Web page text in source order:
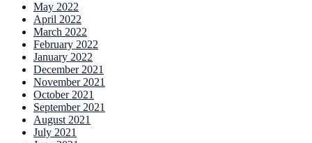
May 2022
April 2022
March 2022
February 2022
January 2022
December 2021
November 2021
October 2021
September 2021
August 2021
July 2021